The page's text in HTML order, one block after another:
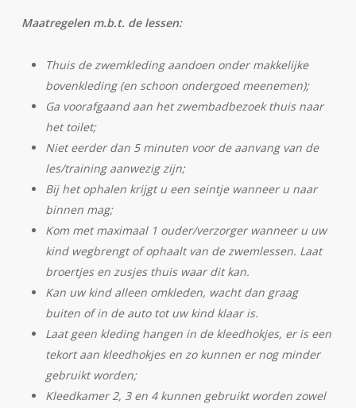
Maatregelen m.b.t. de lessen:
Thuis de zwemkleding aandoen onder makkelijke
bovenkleding (en schoon ondergoed meenemen);
Ga voorafgaand aan het zwembadbezoek thuis naar
het toilet;
Niet eerder dan 5 minuten voor de aanvang van de
les/training aanwezig zijn;
Bij het ophalen krijgt u een seintje wanneer u naar
binnen mag;
Kom met maximaal 1 ouder/verzorger wanneer u uw
kind wegbrengt of ophaalt van de zwemlessen. Laat
broertjes en zusjes thuis waar dit kan.
Kan uw kind alleen omkleden, wacht dan graag
buiten of in de auto tot uw kind klaar is.
Laat geen kleding hangen in de kleedhokjes, er is een
tekort aan kleedhokjes en zo kunnen er nog minder
gebruikt worden;
Kleedkamer 2, 3 en 4 kunnen gebruikt worden zowel